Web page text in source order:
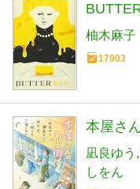
柚木麻子
17903
本屋さ
凪良ゆう
しをん